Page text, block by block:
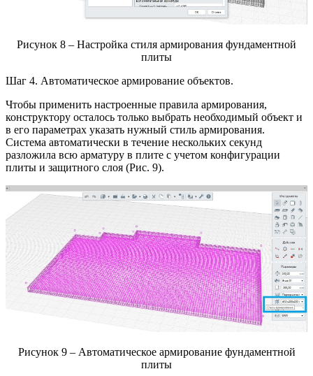
Рисунок 8 – Настройка стиля армирования фундаментной
плиты
Шаг 4. Автоматическое армирование объектов.
Чтобы применить настроенные правила армирования,
конструктору осталось только выбрать необходимый объект и
в его параметрах указать нужный стиль армирования.
Система автоматически в течение нескольких секунд
разложила всю арматуру в плите с учетом конфигурации
плиты и защитного слоя (Рис. 9).
Рисунок 9 – Автоматическое армирование фундаментной
плиты